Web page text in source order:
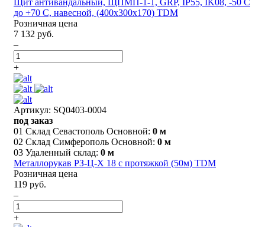
до +70 С, навесной, (400х300х170) TDM
Розничная цена
7 132 руб.
–
+
Артикул: SQ0403-0004
под заказ
01 Склад Севастополь Основной: 0 м
02 Склад Симферополь Основной: 0 м
03 Удаленный склад: 0 м
Металлорукав РЗ-Ц-Х 18 с протяжкой (50м) TDM
Розничная цена
119 руб.
–
+